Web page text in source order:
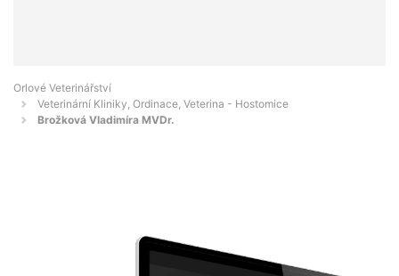
Orlové Veterinářství
Veterinární Kliniky, Ordinace, Veterina - Hostomice
Brožková Vladimíra MVDr.